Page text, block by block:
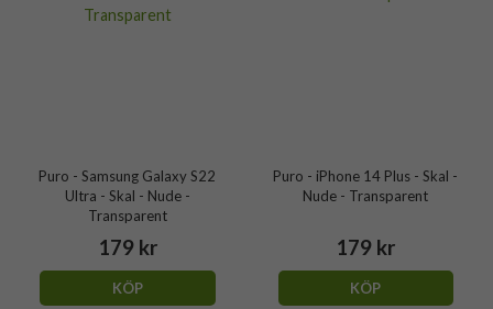
Puro - Samsung Galaxy S22
Ultra - Skal - Nude -
Transparent
179 kr
KÖP
Puro - iPhone 14 Plus - Skal -
Nude - Transparent
179 kr
KÖP